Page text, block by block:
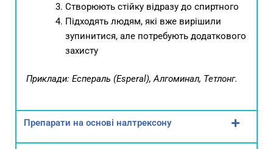
Створюють стійку відразу до спиртного
Підходять людям, які вже вирішили
зупинитися, але потребують додаткового
захисту
Приклади: Еспераль (Esperal), Алгоминал, Тетлонг.
Препарати на основі налтрексону